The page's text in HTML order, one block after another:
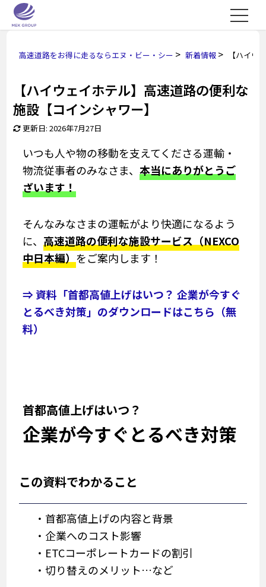
高速道路をお得に走るならエヌ・ビー・シー > 新着情報 > 【ハイウ
【ハイウェイホテル】高速道路の便利な
施設【コインシャワー】
更新日: 2026年7月27日
いつも人や物の移動を支えてくださる運輸・
物流従事者のみなさま、 本当にありがとうご
ざいます！
そんなみなさまの運転がより快適になるよう
に、 高速道路の便利な施設サービス（NEXCO
中日本編） をご案内します！
⇒ 資料「首都高値上げはいつ？ 企業が今すぐ
とるべき対策」のダウンロードはこちら（無
料）
首都高値上げはいつ？
企業が今すぐとるべき対策
この資料でわかること
・首都高値上げの内容と背景
・企業へのコスト影響
・ETCコーポレートカードの割引
・切り替えのメリット…など